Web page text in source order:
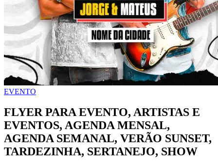
EVENTO
FLYER PARA EVENTO, ARTISTAS E
EVENTOS, AGENDA MENSAL,
AGENDA SEMANAL, VERÃO SUNSET,
TARDEZINHA, SERTANEJO, SHOW